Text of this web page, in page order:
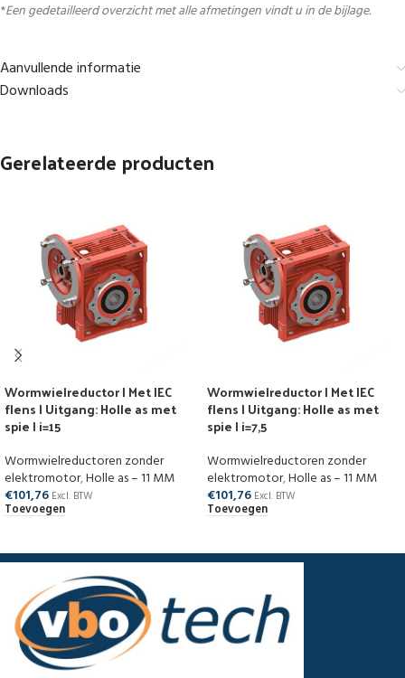
*Een gedetailleerd overzicht met alle afmetingen vindt u in de bijlage.
Aanvullende informatie
Downloads
Gerelateerde producten
Wormwielreductor | Met IEC
flens | Uitgang: Holle as met
spie | i=15
Wormwielreductoren zonder
elektromotor,Holle as – 11 MM
€101,76 Excl. BTW
Toevoegen
Wormwielreductor | Met IEC
flens | Uitgang: Holle as met
spie | i=7,5
Wormwielreductoren zonder
elektromotor,Holle as – 11 MM
€101,76 Excl. BTW
Toevoegen